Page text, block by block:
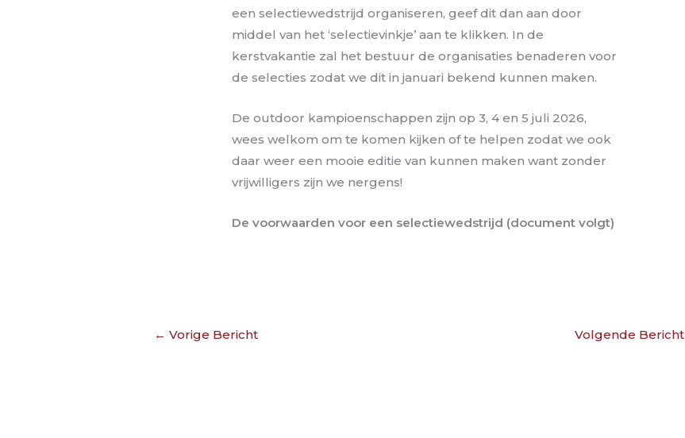
een selectiewedstrijd organiseren, geef dit dan aan door
middel van het ‘selectievinkje’ aan te klikken. In de
kerstvakantie zal het bestuur de organisaties benaderen voor
de selecties zodat we dit in januari bekend kunnen maken.
De outdoor kampioenschappen zijn op 3, 4 en 5 juli 2026,
wees welkom om te komen kijken of te helpen zodat we ook
daar weer een mooie editie van kunnen maken want zonder
vrijwilligers zijn we nergens!
De voorwaarden voor een selectiewedstrijd (document volgt)
← Vorige Bericht Volgende Bericht